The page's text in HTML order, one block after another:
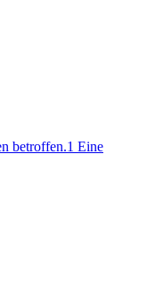
betroffen.1 Eine